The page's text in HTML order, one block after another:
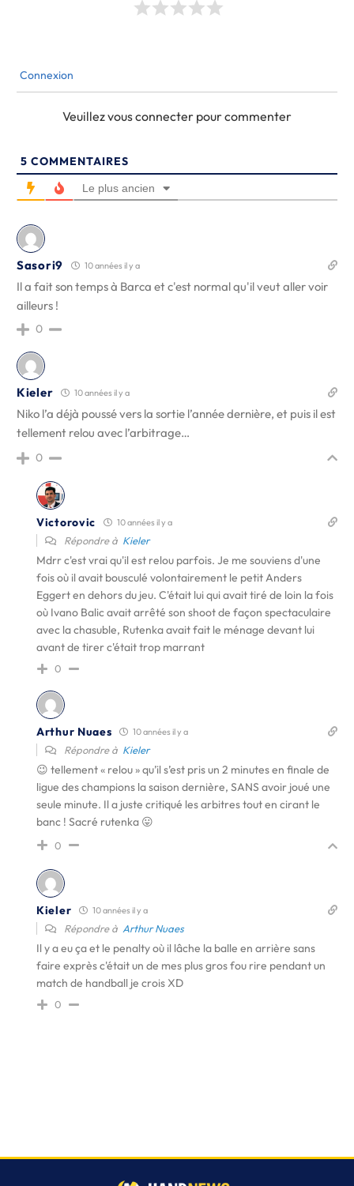
Connexion
Veuillez vous connecter pour commenter
5 COMMENTAIRES
Le plus ancien
Sasori9 10 années il y a
Il a fait son temps à Barca et c'est normal qu'il veut aller voir
ailleurs !
0
Kieler 10 années il y a
Niko l’a déjà poussé vers la sortie l’année dernière, et puis il est
tellement relou avec l’arbitrage…
0
Victorovic 10 années il y a
Répondre à Kieler
Mdrr c'est vrai qu'il est relou parfois. Je me souviens d'une
fois où il avait bousculé volontairement le petit Anders
Eggert en dehors du jeu. C'était lui qui avait tiré de loin la fois
où Ivano Balic avait arrêté son shoot de façon spectaculaire
avec la chasuble, Rutenka avait fait le ménage devant lui
avant de tirer c'était trop marrant
0
Arthur Nuaes 10 années il y a
Répondre à Kieler
😉 tellement « relou » qu’il s’est pris un 2 minutes en finale de
ligue des champions la saison dernière, SANS avoir joué une
seule minute. Il a juste critiqué les arbitres tout en cirant le
banc ! Sacré rutenka 😛
0
Kieler 10 années il y a
Répondre à Arthur Nuaes
Il y a eu ça et le penalty où il lâche la balle en arrière sans
faire exprès c'était un de mes plus gros fou rire pendant un
match de handball je crois XD
0